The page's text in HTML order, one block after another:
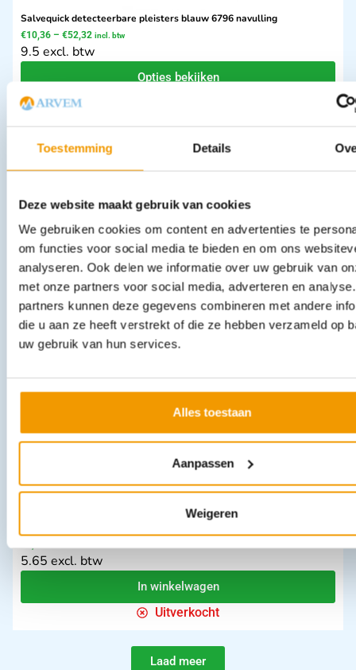
Toestemming Details
Deze website maakt gebruik van cookies
We gebruiken cookies om content en advertenties te
om functies voor social media te bieden en om ons
analyseren. Ook delen we informatie over uw gebruik van
met onze partners voor social media, adverteren en
partners kunnen deze gegevens combineren met andere
die u aan ze heeft verstrekt of die ze hebben verzameld op
uw gebruik van hun services.
Alles toestaan
Aanpassen
Weigeren
Salvequick detecteerbare pleisters blauw 6796 navulling
€10,36 – €52,32 incl. btw
9.5 excl. btw
Opties bekijken
Heltiq Eerste Hulp Kit
€7,99 incl. btw
7.33 excl. btw
In winkelwagen
5.65 excl. btw
In winkelwagen
Uitverkocht
Laad meer